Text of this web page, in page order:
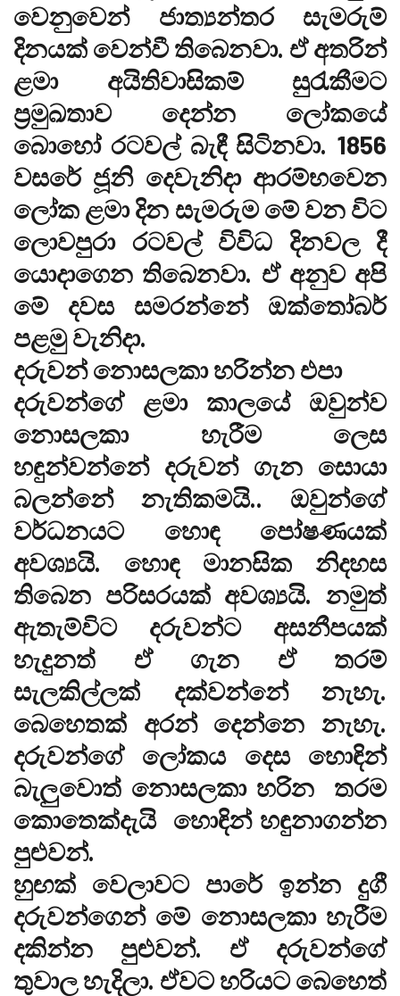
වෙනුවෙන් ජාත්‍යන්තර සැමරුම්
දිනයක් වෙන්වී තිබෙනවා. ඒ අතරින්
ළමා අයිතිවාසිකම් සුරැකීමට
ප්‍රමුඛතාව දෙන්න ලෝකයේ
බොහෝ රටවල් බැඳී සිටිනවා. 1856
වසරේ ජූනි දෙවැනිදා ආරම්භවෙන
ලෝක ළමා දින සැමරුම මේ වන විට
ලොවපුරා රටවල් විවිධ දිනවල දී
යොදාගෙන තිබෙනවා. ඒ අනුව අපි
මේ දවස සමරන්නේ ඔක්තෝබර්
පළමු වැනිදා.
දරුවන් නොසලකා හරින්න එපා
දරුවන්ගේ ළමා කාලයේ ඔවුන්ව
නොසලකා හැරීම ලෙස
හඳුන්වන්නේ දරුවන් ගැන සොයා
බලන්නේ නැතිකමයි.. ඔවුන්ගේ
වර්ධනයට හොඳ පෝෂණයක්
අවශ්‍යයි. හොඳ මානසික නිදහස
තිබෙන පරිසරයක් අවශ්‍යයි. නමුත්
ඇතැම්විට දරුවන්ට අසනීපයක්
හැදුනත් ඒ ගැන ඒ තරම්
සැලකිල්ලක් දක්වන්නේ නැහැ.
බෙහෙතක් අරන් දෙන්නෙ නැහැ.
දරුවන්ගේ ලෝකය දෙස හොඳින්
බැලුවොත් නොසලකා හරින තරම
කොතෙක්දැයි හොඳින් හඳුනාගන්න
පුළුවන්.
හුඟක් වෙලාවට පාරේ ඉන්න දුගී
දරුවන්ගෙන් මේ නොසලකා හැරීම
දකින්න පුළුවන්. ඒ දරුවන්ගේ
තුවාල හැදිලා. ඒවට හරියට බෙහෙත්